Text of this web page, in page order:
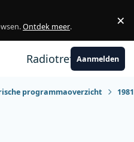
Ontdek meer. ×
RadiotrefpuntAanmelden
programmaoverzicht 1981